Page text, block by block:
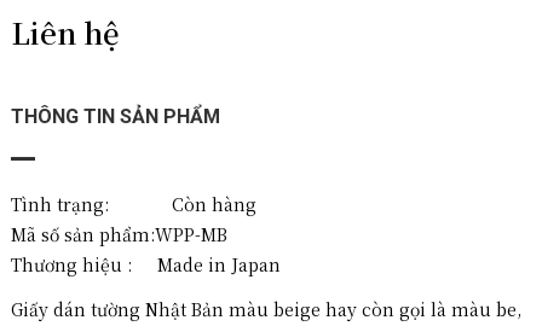
Liên hệ
THÔNG TIN SẢN PHẨM
Tình trạng: Còn hàng
Mã số sản phẩm:WPP-MB
Thương hiệu :
Made in Japan
Giấy dán tường Nhật Bản màu beige hay còn gọi là màu be,